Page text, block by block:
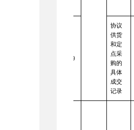
19
协议
供货
和定
点采
购的
具体
成交
记录